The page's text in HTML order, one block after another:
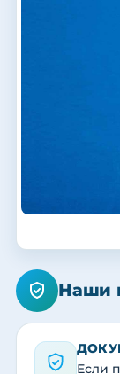
Наши
Если